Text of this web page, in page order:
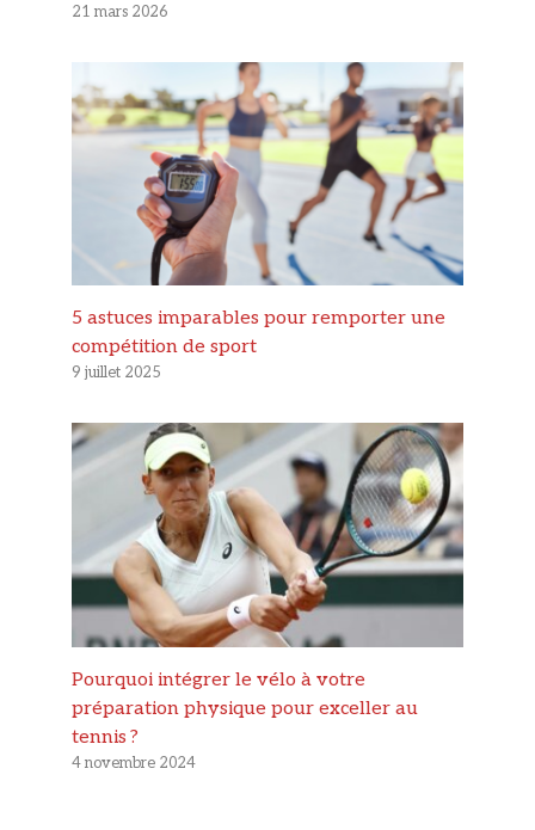
21 mars 2026
5 astuces imparables pour remporter une
compétition de sport
9 juillet 2025
Pourquoi intégrer le vélo à votre
préparation physique pour exceller au
tennis ?
4 novembre 2024